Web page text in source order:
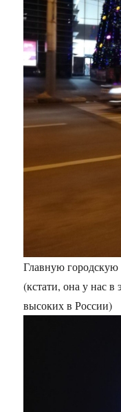
Главную городскую
(кстати, она у нас
высоких в России)